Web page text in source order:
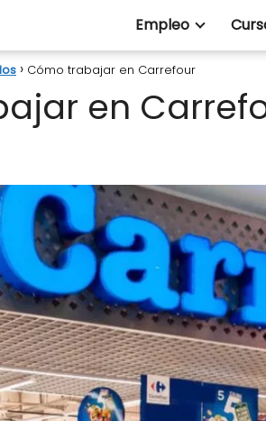
Empleo
Cómo trabajar en Carrefour
en